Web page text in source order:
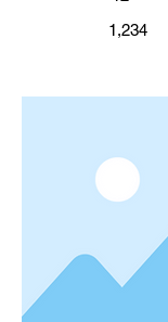
1,234